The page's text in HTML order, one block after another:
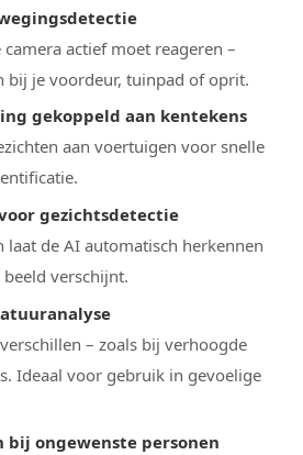
actief moet reageren –
bij je voordeur, tuinpad of oprit.
gekoppeld aan kentekens
aan voertuigen voor snelle
gezichtsdetectie
laat de AI automatisch herkennen
verschijnt.
– zoals bij verhoogde
Ideaal voor gebruik in gevoelige
bij ongewenste personen